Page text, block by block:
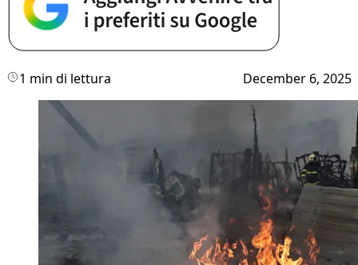
1 min di lettura December 6, 2025